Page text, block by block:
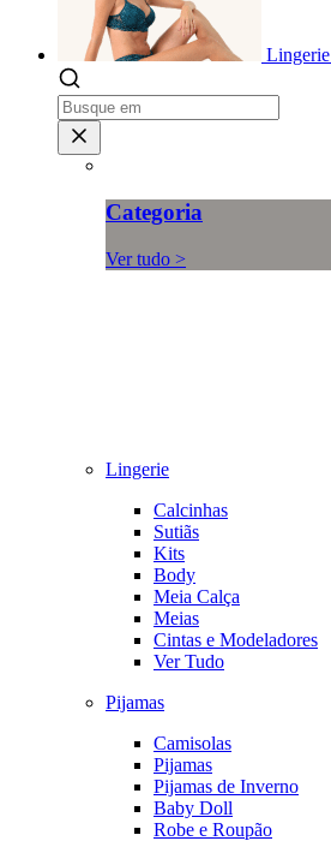
Lingerie
Categoria
Ver tudo >
Lingerie
Calcinhas
Sutiãs
Kits
Body
Meia Calça
Meias
Cintas e Modeladores
Ver Tudo
Pijamas
Camisolas
Pijamas
Pijamas de Inverno
Baby Doll
Robe e Roupão